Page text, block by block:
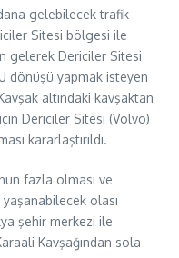
gelebilecek trafik
Sitesi bölgesi ile
gelerek Dericiler Sitesi
dönüşü yapmak isteyen
altındaki kavşaktan
Dericiler Sitesi (Volvo)
kararlaştırıldı.
fazla olması ve
yaşanabilecek olası
şehir merkezi ile
Kavşağından sola